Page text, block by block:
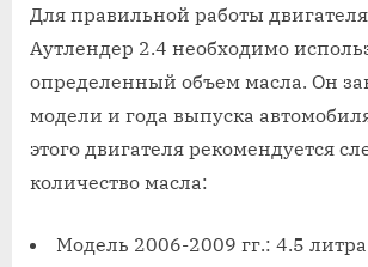
Для правильной работы
Аутлендер 2.4 необходимо
определенный объем масла. Он
модели и года выпуска
этого двигателя рекомендуется
количество масла:
Модель 2006-2009 гг.: 4.5